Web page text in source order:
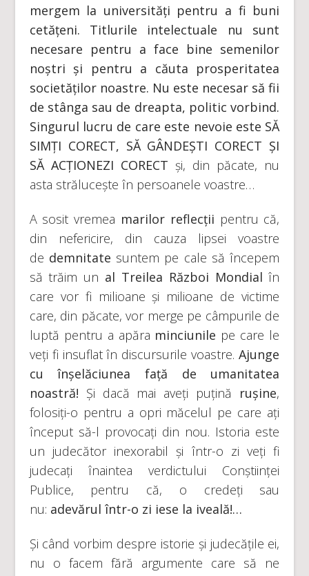
mergem la universități pentru a fi buni
cetățeni.
Titlurile intelectuale nu sunt
necesare pentru a face bine semenilor
noștri și pentru a căuta prosperitatea
societăților noastre. Nu este necesar să fii
de stânga sau de dreapta, politic vorbind.
Singurul lucru de care este nevoie este SĂ
SIMȚI CORECT, SĂ GÂNDEȘTI CORECT ȘI
SĂ ACȚIONEZI CORECT și, din păcate, nu
asta strălucește în persoanele voastre…
A sosit vremea marilor reflecții pentru că,
din nefericire, din cauza lipsei voastre
de demnitate suntem pe cale să începem
să trăim un al Treilea Război Mondialîn
care vor fi milioane și milioane de victime
care, din păcate, vor merge pe câmpurile de
luptă pentru a apăra minciunile pe care le
veți fi insuflat în discursurile voastre.Ajunge
cu înșelăciunea față de umanitatea
noastră! Și dacă mai aveți puțină rușine,
folosiți-o pentru a opri măcelul pe care ați
început să-l provocați din nou. Istoria este
un judecător inexorabil și într-o zi veți fi
judecați înaintea verdictului Conștiinței
Publice, pentru că, o credeți sau
nu: adevărul într-o zi iese la iveală!…
Și când vorbim despre istorie și judecățile ei,
nu o facem fără argumente care să ne